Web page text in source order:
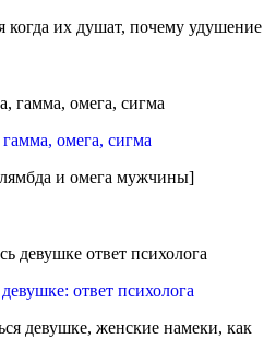
когда их душат, почему удушение
омега, сигма
и омега мужчины]
ответ психолога
девушке, женские намеки, как